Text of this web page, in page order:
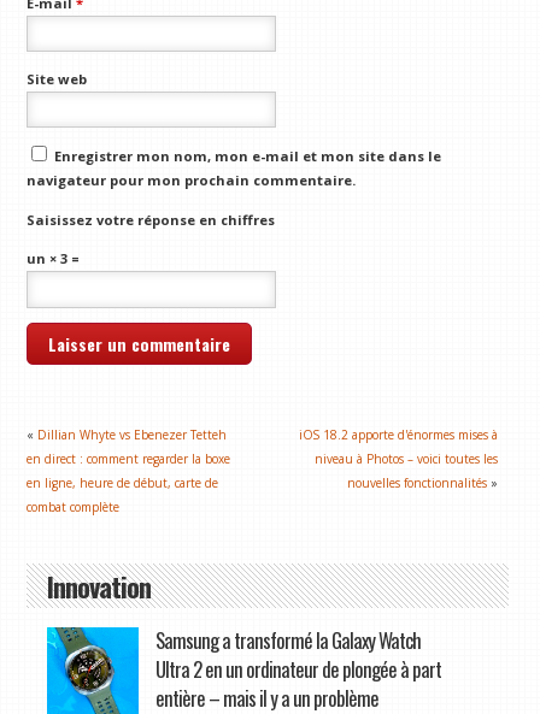
Site web
Enregistrer mon nom, mon e-mail et mon site dans le
navigateur pour mon prochain commentaire.
Saisissez votre réponse en chiffres
un × 3 =
« Dillian Whyte vs Ebenezer Tetteh
en direct : comment regarder la boxe
en ligne, heure de début, carte de
combat complète
iOS 18.2 apporte d'énormes mises à
niveau à Photos – voici toutes les
nouvelles fonctionnalités »
Innovation
Samsung a transformé la Galaxy Watch
Ultra 2 en un ordinateur de plongée à part
entière – mais il y a un problème